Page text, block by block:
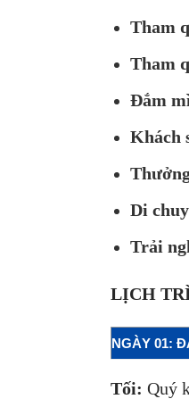
Tham
Tham
Đắm
Khách
Di
Trải
LỊCH
NGÀY 01:
Tối: Quý